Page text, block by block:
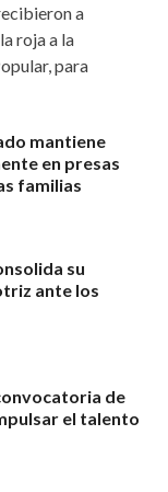
a
roja a la
para
mantiene
en presas
familias
su
ante los
de
el talento